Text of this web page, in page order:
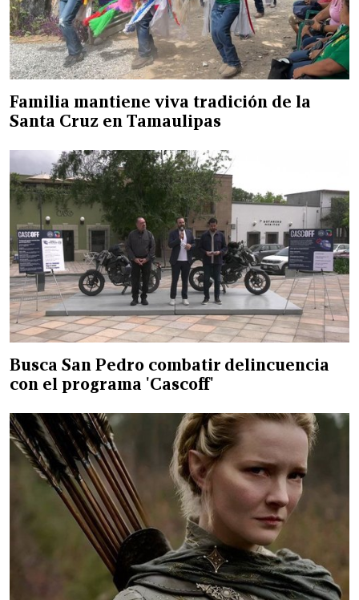
Familia mantiene viva tradición de la
Santa Cruz en Tamaulipas
Busca San Pedro combatir delincuencia
con el programa 'Cascoff'